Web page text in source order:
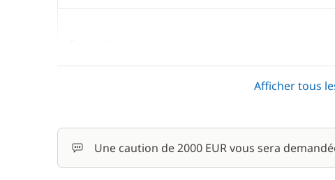
Paddle
Afficher tous
Une caution de 2000 EUR vous sera